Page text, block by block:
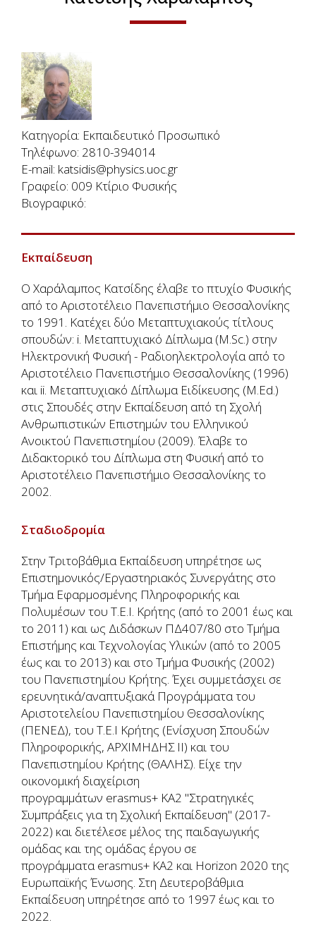
Κατηγορία Εκπαιδευτικό Προσωπικό
Τηλέφωνο 2810-394014
E-mail katsidis@physics.uoc.gr
Γραφείο 009 Κτίριο Φυσικής
Βιογραφικό
Εκπαίδευση
Ο Χαράλαμπος Κατσίδης έλαβε το πτυχίο Φυσικής
από το Αριστοτέλειο Πανεπιστήμιο Θεσσαλονίκης
το 1991. Κατέχει δύο Μεταπτυχιακούς τίτλους
σπουδών: i. Μεταπτυχιακό Δίπλωμα (M.Sc.) στην
Ηλεκτρονική Φυσική - Ραδιοηλεκτρολογία από το
Αριστοτέλειο Πανεπιστήμιο Θεσσαλονίκης (1996)
και ii. Μεταπτυχιακό Δίπλωμα Ειδίκευσης (M.Ed.)
στις Σπουδές στην Εκπαίδευση από τη Σχολή
Ανθρωπιστικών Επιστημών του Ελληνικού
Ανοικτού Πανεπιστημίου (2009). Έλαβε το
Διδακτορικό του Δίπλωμα στη Φυσική από το
Αριστοτέλειο Πανεπιστήμιο Θεσσαλονίκης το
2002.
Σταδιοδρομία
Στην Τριτοβάθμια Εκπαίδευση υπηρέτησε ως
Επιστημονικός/Εργαστηριακός Συνεργάτης στο
Τμήμα Εφαρμοσμένης Πληροφορικής και
Πολυμέσων του Τ.Ε.Ι. Κρήτης (από το 2001 έως και
το 2011) και ως Διδάσκων ΠΔ407/80 στο Τμήμα
Επιστήμης και Τεχνολογίας Υλικών (από το 2005
έως και το 2013) και στο Τμήμα Φυσικής (2002)
του Πανεπιστημίου Κρήτης. Έχει συμμετάσχει σε
ερευνητικά/αναπτυξιακά Προγράμματα του
Αριστοτελείου Πανεπιστημίου Θεσσαλονίκης
(ΠΕΝΕΔ), του Τ.Ε.Ι Κρήτης (Ενίσχυση Σπουδών
Πληροφορικής, ΑΡΧΙΜΗΔΗΣ ΙΙ) και του
Πανεπιστημίου Κρήτης (ΘΑΛΗΣ). Είχε την
οικονομική διαχείριση
προγραμμάτων erasmus+ KA2 "Στρατηγικές
Συμπράξεις για τη Σχολική Εκπαίδευση" (2017-
2022) και διετέλεσε μέλος της παιδαγωγικής
ομάδας και της ομάδας έργου σε
προγράμματα erasmus+ ΚΑ2 και Horizon 2020 της
Ευρωπαϊκής Ένωσης. Στη Δευτεροβάθμια
Εκπαίδευση υπηρέτησε από το 1997 έως και το
2022.